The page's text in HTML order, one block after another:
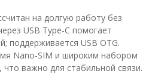
на долгую работу без
USB Type‑C помогает
поддерживается USB OTG.
Nano‑SIM и широким набором
что важно для стабильной связи.